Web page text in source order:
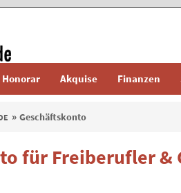
Honorar Akquise Finanzen
Geschäftskonto
für Freiberufler &